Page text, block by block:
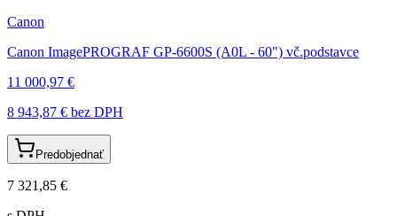
Canon
Canon ImagePROGRAF GP-6600S (A0L - 60") vč.podstavce
11 000,97 €
8 943,87 € bez DPH
Predobjednať
7 321,85 €